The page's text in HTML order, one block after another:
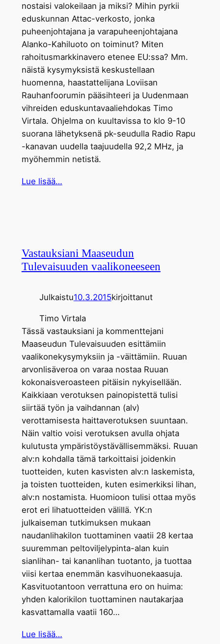
nostaisi valokeilaan ja miksi? Mihin pyrkii
eduskunnan Attac-verkosto, jonka
puheenjohtajana ja varapuheenjohtajana
Alanko-Kahiluoto on toiminut? Miten
rahoitusmarkkinavero etenee EU:ssa? Mm.
näistä kysymyksistä keskustellaan
huomenna, haastattelijana Loviisan
Rauhanfoorumin pääsihteeri ja Uudenmaan
vihreiden eduskuntavaaliehdokas Timo
Virtala. Ohjelma on kuultavissa to klo 9-10
suorana lähetyksenä pk-seudulla Radio Rapu
-kanavan uudella taajuudella 92,2 MHz, ja
myöhemmin netistä.
Lue lisää…
Vastauksiani Maaseudun
Tulevaisuuden vaalikoneeseen
Julkaistu10.3.2015kirjoittanut
Timo Virtala
Tässä vastauksiani ja kommenttejani
Maaseudun Tulevaisuuden esittämiin
vaalikonekysymyksiin ja -väittämiin. Ruuan
arvonlisäveroa on varaa nostaa Ruuan
kokonaisveroasteen pitäisin nykyisellään.
Kaikkiaan verotuksen painopistettä tulisi
siirtää työn ja vaihdannan (alv)
verottamisesta haittaverotuksen suuntaan.
Näin valtio voisi verotuksen avulla ohjata
kulutusta ympäristöystävällisemmäksi. Ruuan
alv:n kohdalla tämä tarkoittaisi joidenkin
tuotteiden, kuten kasvisten alv:n laskemista,
ja toisten tuotteiden, kuten esimerkiksi lihan,
alv:n nostamista. Huomioon tulisi ottaa myös
erot eri lihatuotteiden välillä. YK:n
julkaiseman tutkimuksen mukaan
naudanlihakilon tuottaminen vaatii 28 kertaa
suuremman peltoviljelypinta-alan kuin
sianlihan- tai kananlihan tuotanto, ja tuottaa
viisi kertaa enemmän kasvihuonekaasuja.
Kasvituotantoon verrattuna ero on huima:
yhden kalorikilon tuottaminen nautakarjaa
kasvattamalla vaatii 160…
Lue lisää…